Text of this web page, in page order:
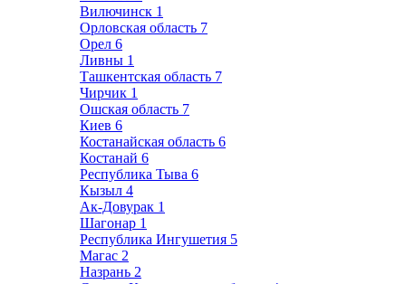
Вилючинск 1
Орловская область 7
Орел 6
Ливны 1
Ташкентская область 7
Чирчик 1
Ошская область 7
Киев 6
Костанайская область 6
Костанай 6
Республика Тыва 6
Кызыл 4
Ак-Довурак 1
Шагонар 1
Республика Ингушетия 5
Магас 2
Назрань 2